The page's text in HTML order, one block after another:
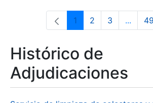
Página
1 Página
2 Página
3 ... 49
Histórico de
Adjudicaciones